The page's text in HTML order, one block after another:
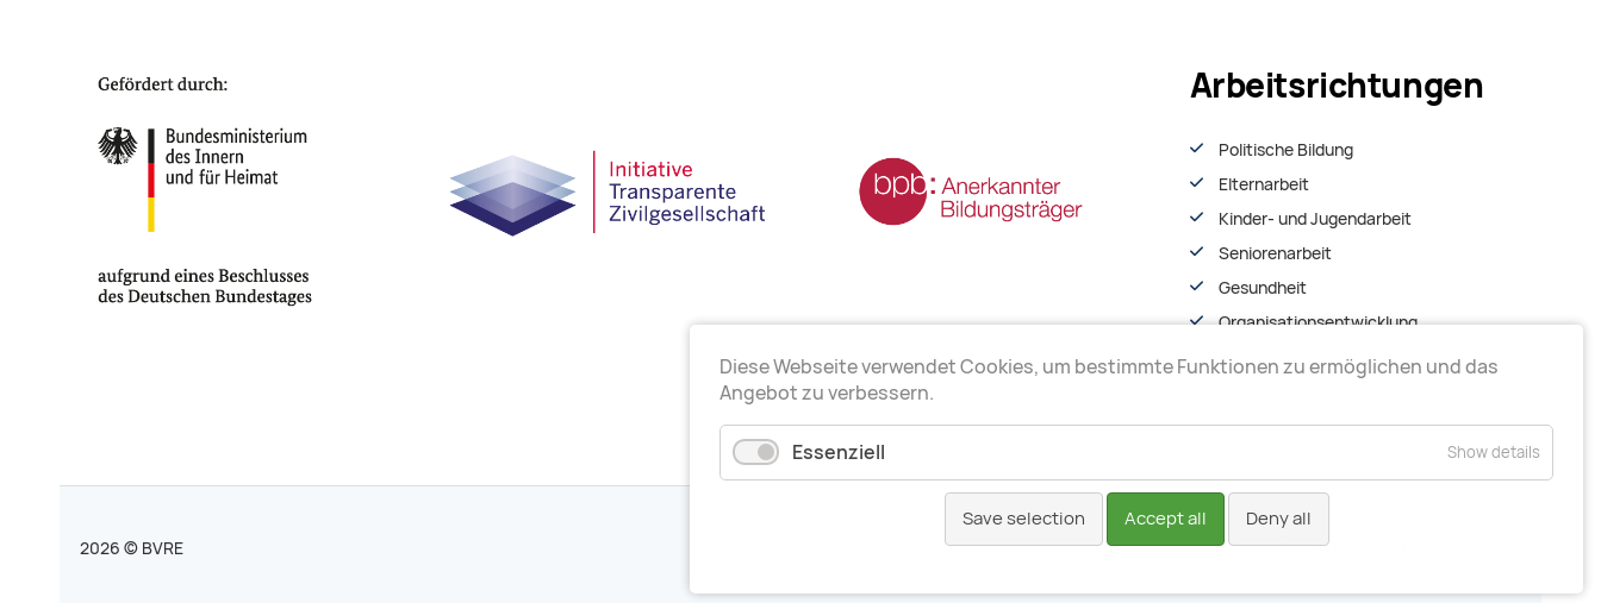
Arbeitsrichtungen
Politische Bildung
Elternarbeit
Kinder- und Jugendarbeit
Seniorenarbeit
Gesundheit
Organisationsentwiсklung
2026 © BVRE Impressum
Diese Webseite verwendet Cookies, um bestimmte Funktionen zu ermöglichen und das
Angebot zu verbessern.
Essenziell Show details
Save selection Accept all Deny all